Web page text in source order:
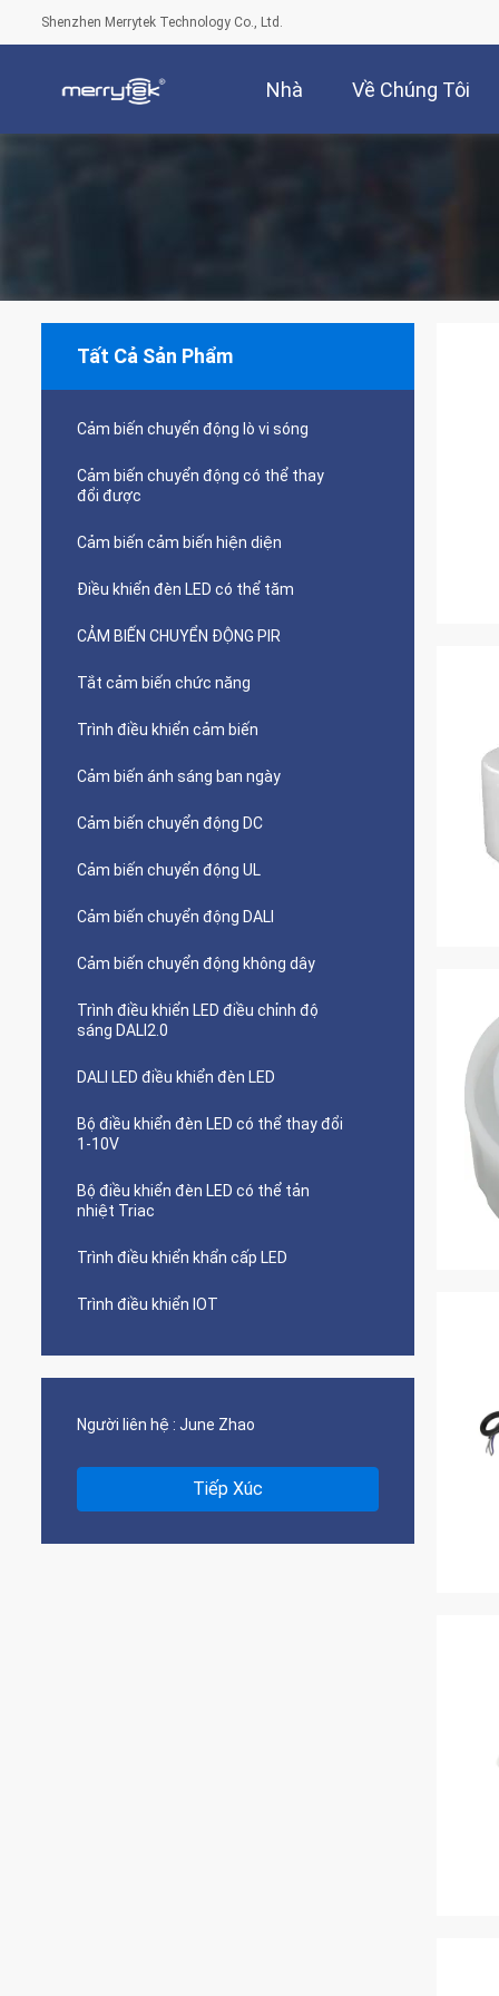
Shenzhen Merrytek Technology Co., Ltd.
Nhà Về Chúng Tôi
Tất Cả Sản Phẩm
Cảm biến chuyển động lò vi sóng
Cảm biến chuyển động có thể thay
đổi được
Cảm biến cảm biến hiện diện
Điều khiển đèn LED có thể tăm
CẢM BIẾN CHUYỂN ĐỘNG PIR
Tắt cảm biến chức năng
Trình điều khiển cảm biến
Cảm biến ánh sáng ban ngày
Cảm biến chuyển động DC
Cảm biến chuyển động UL
Cảm biến chuyển động DALI
Cảm biến chuyển động không dây
Trình điều khiển LED điều chỉnh độ
sáng DALI2.0
DALI LED điều khiển đèn LED
Bộ điều khiển đèn LED có thể thay đổi
1-10V
Bộ điều khiển đèn LED có thể tản
nhiệt Triac
Trình điều khiển khẩn cấp LED
Trình điều khiển IOT
Người liên hệ : June Zhao
Tiếp Xúc